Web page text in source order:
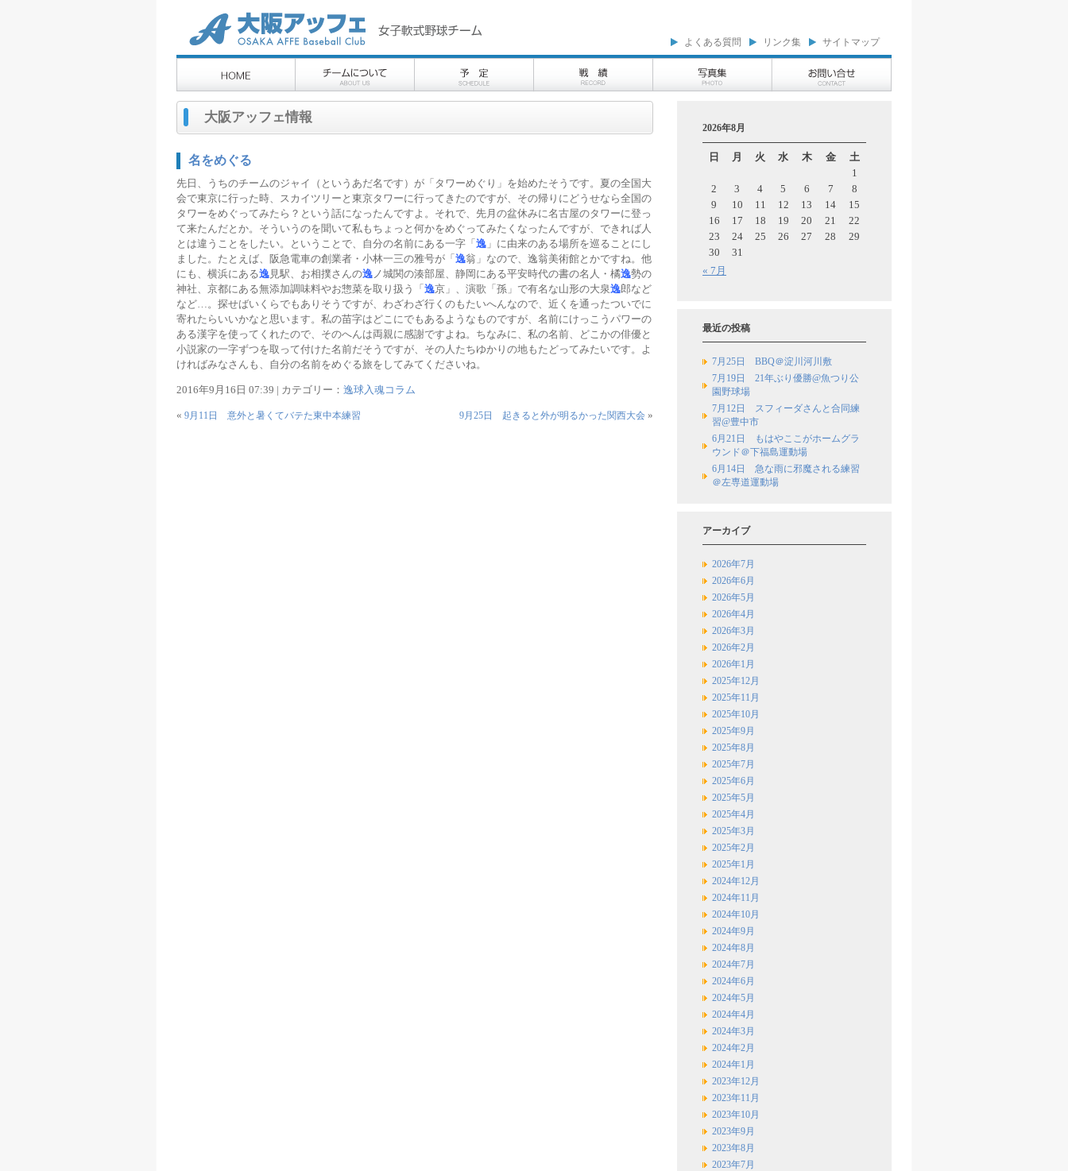
よくある質問 リンク集 サイトマップ
大阪アッフェ情報
名をめぐる
先日、うちのチームのジャイ（というあだ名です）が「タワーめぐり」を始めたそうです。夏の全国大
会で東京に行った時、スカイツリーと東京タワーに行ってきたのですが、その帰りにどうせなら全国の
タワーをめぐってみたら？という話になったんですよ。それで、先月の盆休みに名古屋のタワーに登っ
て来たんだとか。そういうのを聞いて私もちょっと何かをめぐってみたくなったんですが、できれば人
とは違うことをしたい。ということで、自分の名前にある一字「 逸 」に由来のある場所を巡ることにし
ました。たとえば、阪急電車の創業者・小林一三の雅号が「 逸翁」なので、逸翁美術館とかですね。他
にも、横浜にある逸見駅、お相撲さんの逸 ノ城関の湊部屋、静岡にある平安時代の書の名人・橘逸勢の
神社、京都にある無添加調味料やお惣菜を取り扱う「 逸京」、演歌「孫」で有名な山形の大泉逸郎など
など…。探せばいくらでもありそうですが、わざわざ行くのもたいへんなので、近くを通ったついでに
寄れたらいいかなと思います。私の苗字はどこにでもあるようなものですが、名前にけっこうパワーの
ある漢字を使ってくれたので、そのへんは両親に感謝ですよね。ちなみに、私の名前、どこかの俳優と
小説家の一字ずつを取って付けた名前だそうですが、その人たちゆかりの地もたどってみたいです。よ
ければみなさんも、自分の名前をめぐる旅をしてみてくださいね。
2016年9月16日 07:39 | カテゴリー： 逸球入魂コラム
« 9月11日 意外と暑くてバテた東中本練習 9月25日 起きると外が明るかった関西大会 »
2026年8月
日 月 火 水 木 金 土
« 7月
1
2
3 4 5 6 7
8
9
10 11 12 13 14
15
16
17 18 19 20 21
22
23
24 25 26 27 28
29
30
31
最近の投稿
7月25日 BBQ＠淀川河川敷
7月19日 21年ぶり優勝@魚つり公
園野球場
7月12日 スフィーダさんと合同練
習@豊中市
6月21日 もはやここがホームグラ
ウンド＠下福島運動場
6月14日 急な雨に邪魔される練習
＠左専道運動場
アーカイブ
2026年7月
2026年6月
2026年5月
2026年4月
2026年3月
2026年2月
2026年1月
2025年12月
2025年11月
2025年10月
2025年9月
2025年8月
2025年7月
2025年6月
2025年5月
2025年4月
2025年3月
2025年2月
2025年1月
2024年12月
2024年11月
2024年10月
2024年9月
2024年8月
2024年7月
2024年6月
2024年5月
2024年4月
2024年3月
2024年2月
2024年1月
2023年12月
2023年11月
2023年10月
2023年9月
2023年8月
2023年7月